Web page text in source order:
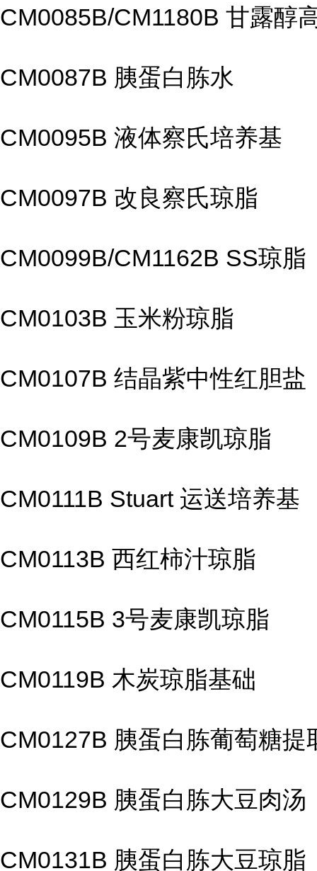
CM0085B/CM1180B 甘露醇
CM0087B 胰蛋白胨水
CM0095B 液体察氏培养基
CM0097B 改良察氏琼脂
CM0099B/CM1162B SS琼脂
CM0103B 玉米粉琼脂
CM0107B 结晶紫中性红胆盐
CM0109B 2号麦康凯琼脂
CM0111B Stuart 运送培养基
CM0113B 西红柿汁琼脂
CM0115B 3号麦康凯琼脂
CM0119B 木炭琼脂基础
CM0127B 胰蛋白胨葡萄糖提
CM0129B 胰蛋白胨大豆肉汤
CM0131B 胰蛋白胨大豆琼脂